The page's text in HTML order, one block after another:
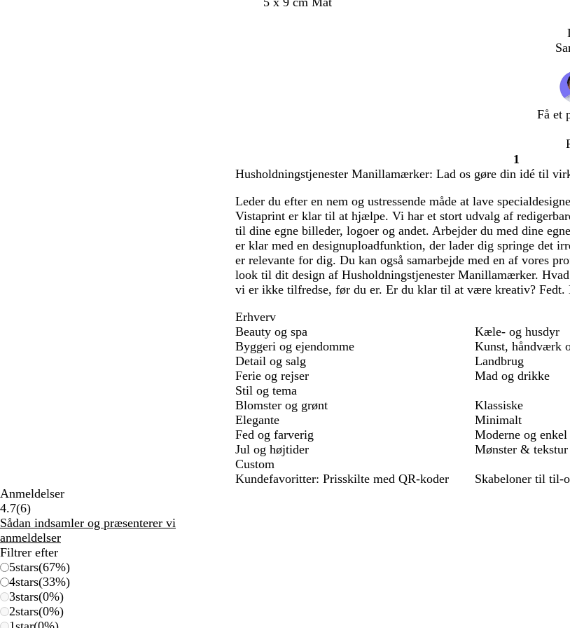
Få et
Side
1
1
Husholdningstjenester Manillamærker: Lad os gøre din idé til
Leder du efter en nem og ustressende måde at lave
Vistaprint er klar til at hjælpe. Vi har et stort udvalg af
til dine egne billeder, logoer og andet. Arbejder du med dine
er klar med en designuploadfunktion, der lader dig springe det
er relevante for dig. Du kan også samarbejde med en af vores
look til dit design af Husholdningstjenester Manillamærker.
vi er ikke tilfredse, før du er. Er du klar til at være kreativ? Fedt.
Erhverv
Beauty og spa
Byggeri og ejendomme
Detail og salg
Ferie og rejser
Kæle- og husdyr
Kunst, håndværk
Landbrug
Mad og drikke
Stil og tema
Blomster og grønt
Elegante
Fed og farverig
Jul og højtider
Klassiske
Minimalt
Moderne og enkel
Mønster & tekstur
Custom
Kundefavoritter: Prisskilte med QR-koder
Skabeloner til til-
Anmeldelser
4.7(66
anmeldelser
)
Sådan indsamler og præsenterer vi
anmeldelser
Filtrer efter
5stars(67%)
4stars(33%)
3stars(0%)
2stars(0%)